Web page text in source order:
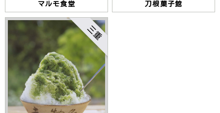
マルモ食堂 刀根菓子館
三重